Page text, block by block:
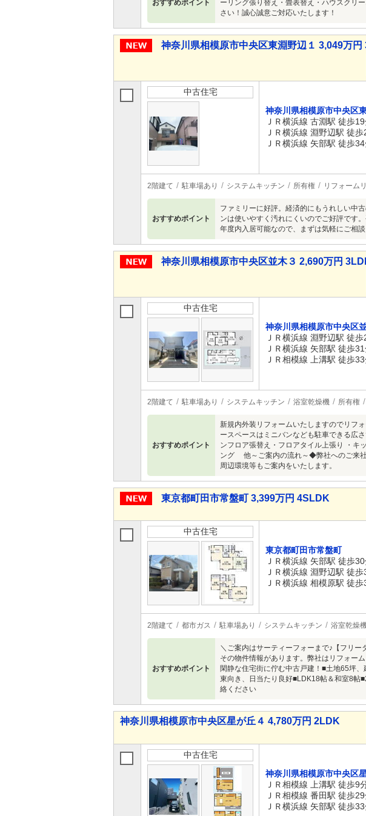
おすすめポイント
ーリング張り替え・畳表替え・ハウ
さい！誠心誠意ご対応いたします！
神奈川県相模原市中央区東淵野辺１ 3,049万円
中古住宅
神奈川県相模原市中央区
ＪＲ横浜線 古淵駅 徒歩
ＪＲ横浜線 淵野辺駅 徒
ＪＲ横浜線 矢部駅 徒歩
2階建て 駐車場あり システムキッチン 所有権 リフォーム
おすすめポイント
ファミリーに好評。経済的にもうれしい中
ンは使いやすく汚れにくいのでご好評です
年度内入居可能なので、まずは気軽にご相
神奈川県相模原市中央区並木３ 2,690万円
中古住宅
神奈川県相模原市中央区
ＪＲ横浜線 淵野辺駅 徒
ＪＲ横浜線 矢部駅 徒歩
ＪＲ相模線 上溝駅 徒歩
2階建て 駐車場あり システムキッチン 浴室乾燥機 所有権
おすすめポイント
新規内外装リフォームいたしますのでリフ
ースペースはミニバンなども駐車できる広
ンフロア張替え・フロアタイル上張り ・キ
ング 他～ご案内の流れ～◆弊社へのご来
周辺環境等もご案内をいたします。
東京都町田市常盤町 3,399万円 4SLDK
中古住宅
東京都町田市常盤町
ＪＲ横浜線 矢部駅 徒歩
ＪＲ横浜線 淵野辺駅 徒
ＪＲ横浜線 相模原駅 徒
2階建て 都市ガス 駐車場あり システムキッチン 浴室乾燥
おすすめポイント
＼ご案内はサーティーフォーまで♪【フリ
その物件情報があります。弊社はリフォー
閑静な住宅街に佇む中古戸建！■土地65坪
東向き、日当たり良好■LDK18帖＆和室8
絡ください
神奈川県相模原市中央区星が丘４ 4,780万円 2LDK
中古住宅
神奈川県相模原市中央区
ＪＲ相模線 上溝駅 徒歩9
ＪＲ相模線 番田駅 徒歩
ＪＲ横浜線 矢部駅 徒歩